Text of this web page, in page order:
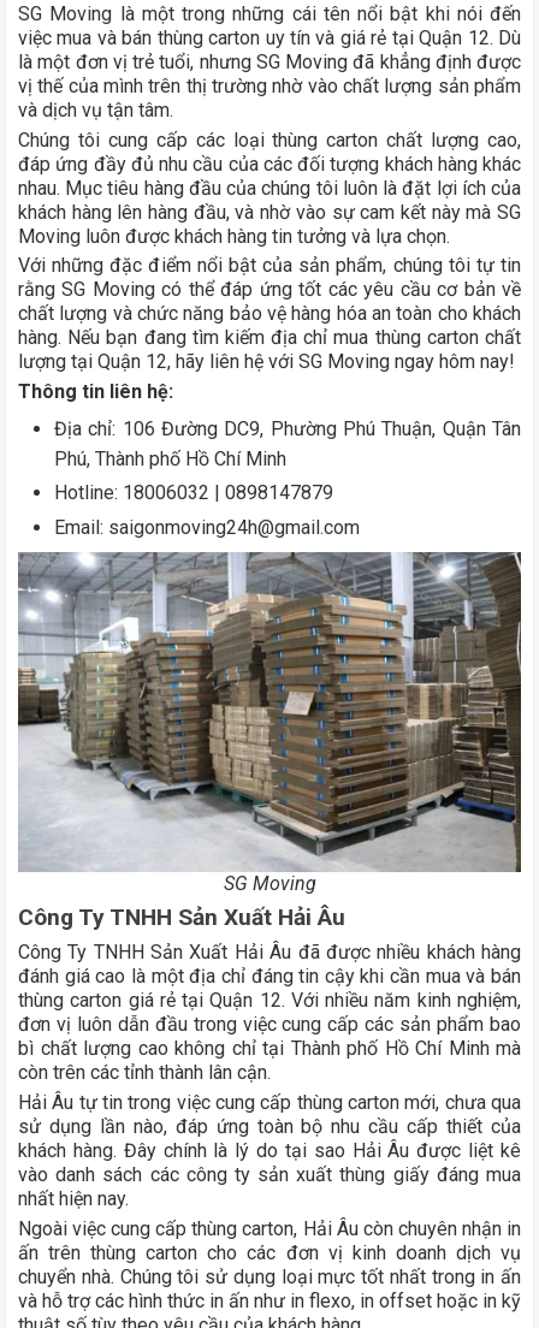
SG Moving là một trong những cái tên nổi bật khi nói đến
việc mua và bán thùng carton uy tín và giá rẻ tại Quận 12. Dù
là một đơn vị trẻ tuổi, nhưng SG Moving đã khẳng định được
vị thế của mình trên thị trường nhờ vào chất lượng sản phẩm
và dịch vụ tận tâm.
Chúng tôi cung cấp các loại thùng carton chất lượng cao,
đáp ứng đầy đủ nhu cầu của các đối tượng khách hàng khác
nhau. Mục tiêu hàng đầu của chúng tôi luôn là đặt lợi ích của
khách hàng lên hàng đầu, và nhờ vào sự cam kết này mà SG
Moving luôn được khách hàng tin tưởng và lựa chọn.
Với những đặc điểm nổi bật của sản phẩm, chúng tôi tự tin
rằng SG Moving có thể đáp ứng tốt các yêu cầu cơ bản về
chất lượng và chức năng bảo vệ hàng hóa an toàn cho khách
hàng. Nếu bạn đang tìm kiếm địa chỉ mua thùng carton chất
lượng tại Quận 12, hãy liên hệ với SG Moving ngay hôm nay!
Thông tin liên hệ:
Địa chỉ: 106 Đường DC9, Phường Phú Thuận, Quận Tân
Phú, Thành phố Hồ Chí Minh
Hotline: 18006032 | 0898147879
Email: saigonmoving24h@gmail.com
SG Moving
Công Ty TNHH Sản Xuất Hải Âu
Công Ty TNHH Sản Xuất Hải Âu đã được nhiều khách hàng
đánh giá cao là một địa chỉ đáng tin cậy khi cần mua và bán
thùng carton giá rẻ tại Quận 12. Với nhiều năm kinh nghiệm,
đơn vị luôn dẫn đầu trong việc cung cấp các sản phẩm bao
bì chất lượng cao không chỉ tại Thành phố Hồ Chí Minh mà
còn trên các tỉnh thành lân cận.
Hải Âu tự tin trong việc cung cấp thùng carton mới, chưa qua
sử dụng lần nào, đáp ứng toàn bộ nhu cầu cấp thiết của
khách hàng. Đây chính là lý do tại sao Hải Âu được liệt kê
vào danh sách các công ty sản xuất thùng giấy đáng mua
nhất hiện nay.
Ngoài việc cung cấp thùng carton, Hải Âu còn chuyên nhận in
ấn trên thùng carton cho các đơn vị kinh doanh dịch vụ
chuyển nhà. Chúng tôi sử dụng loại mực tốt nhất trong in ấn
và hỗ trợ các hình thức in ấn như in flexo, in offset hoặc in kỹ